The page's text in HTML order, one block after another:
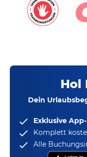
Hol
Dein
Exklusive
Komplett
Alle